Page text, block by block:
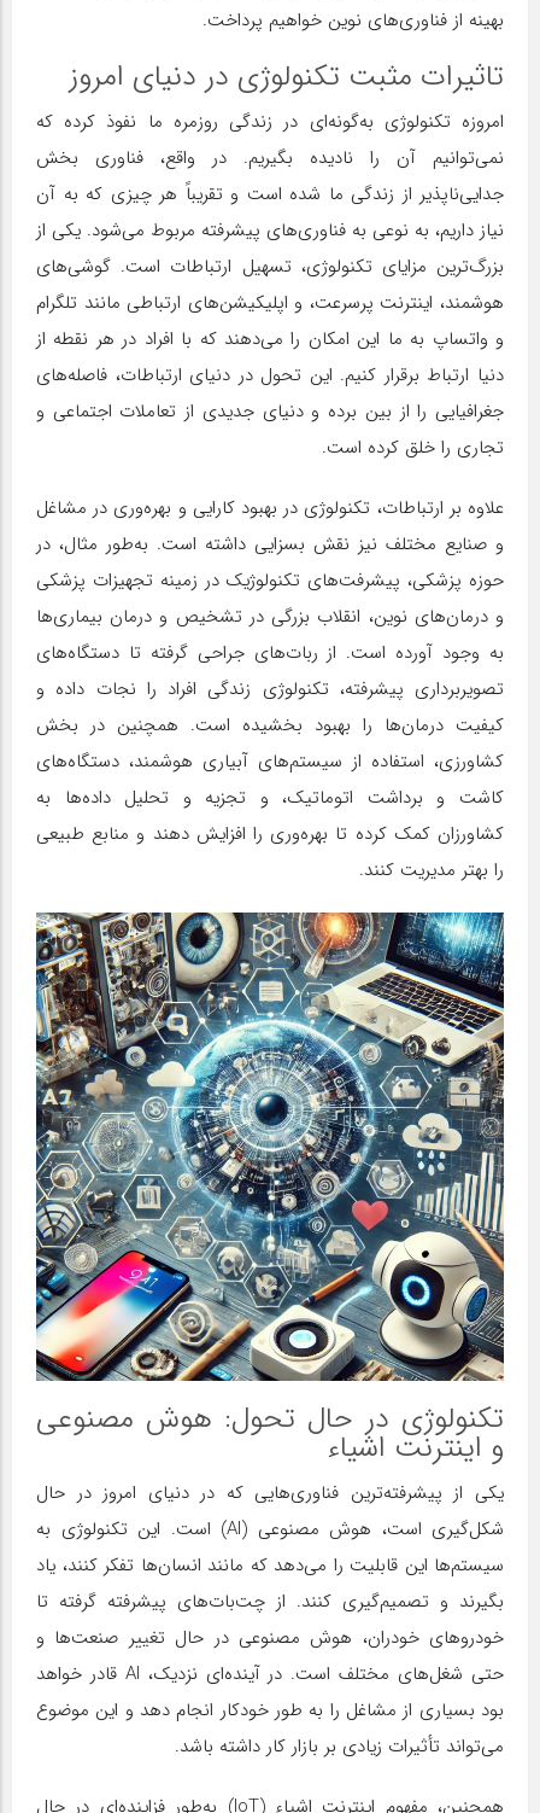
بهینه از فناوری‌های نوین خواهیم پرداخت.
تاثیرات مثبت تکنولوژی در دنیای امروز
امروزه تکنولوژی به‌گونه‌ای در زندگی روزمره ما نفوذ کرده که
نمی‌توانیم آن را نادیده بگیریم. در واقع، فناوری بخش
جدایی‌ناپذیر از زندگی ما شده است و تقریباً هر چیزی که به آن
نیاز داریم، به نوعی به فناوری‌های پیشرفته مربوط می‌شود. یکی از
بزرگ‌ترین مزایای تکنولوژی، تسهیل ارتباطات است. گوشی‌های
هوشمند، اینترنت پرسرعت، و اپلیکیشن‌های ارتباطی مانند تلگرام
و واتساپ به ما این امکان را می‌دهند که با افراد در هر نقطه از
دنیا ارتباط برقرار کنیم. این تحول در دنیای ارتباطات، فاصله‌های
جغرافیایی را از بین برده و دنیای جدیدی از تعاملات اجتماعی و
تجاری را خلق کرده است.
علاوه بر ارتباطات، تکنولوژی در بهبود کارایی و بهره‌وری در مشاغل
و صنایع مختلف نیز نقش بسزایی داشته است. به‌طور مثال، در
حوزه پزشکی، پیشرفت‌های تکنولوژیک در زمینه تجهیزات پزشکی
و درمان‌های نوین، انقلاب بزرگی در تشخیص و درمان بیماری‌ها
به وجود آورده است. از ربات‌های جراحی گرفته تا دستگاه‌های
تصویربرداری پیشرفته، تکنولوژی زندگی افراد را نجات داده و
کیفیت درمان‌ها را بهبود بخشیده است. همچنین در بخش
کشاورزی، استفاده از سیستم‌های آبیاری هوشمند، دستگاه‌های
کاشت و برداشت اتوماتیک، و تجزیه و تحلیل داده‌ها به
کشاورزان کمک کرده تا بهره‌وری را افزایش دهند و منابع طبیعی
را بهتر مدیریت کنند.
تکنولوژی در حال تحول: هوش مصنوعی
و اینترنت اشیاء
یکی از پیشرفته‌ترین فناوری‌هایی که در دنیای امروز در حال
شکل‌گیری است، هوش مصنوعی (AI) است. این تکنولوژی به
سیستم‌ها این قابلیت را می‌دهد که مانند انسان‌ها تفکر کنند، یاد
بگیرند و تصمیم‌گیری کنند. از چت‌بات‌های پیشرفته گرفته تا
خودروهای خودران، هوش مصنوعی در حال تغییر صنعت‌ها و
حتی شغل‌های مختلف است. در آینده‌ای نزدیک، AI قادر خواهد
بود بسیاری از مشاغل را به طور خودکار انجام دهد و این موضوع
می‌تواند تأثیرات زیادی بر بازار کار داشته باشد.
همچنین، مفهوم اینترنت اشیاء (IoT) به‌طور فزاینده‌ای در حال